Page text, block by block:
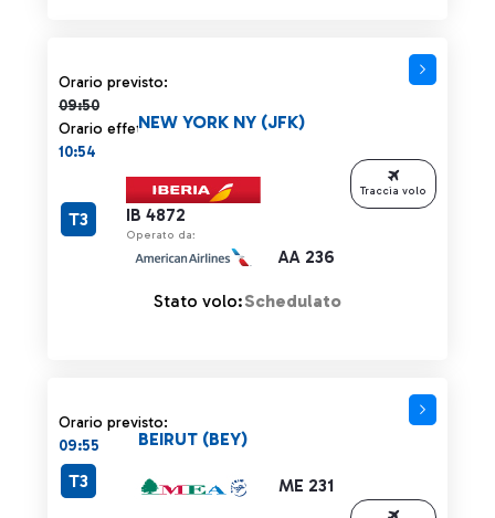
Orario previsto:
09:50
Orario previsto 09:50 barrato
Orario effettivo:
10:54
IB 4872
Operato da:
AA 236
NEW YORK NY (JFK)
T3
Stato volo:Schedulato
Traccia volo
Orario previsto:
09:55
ME 231
BEIRUT (BEY)
T3